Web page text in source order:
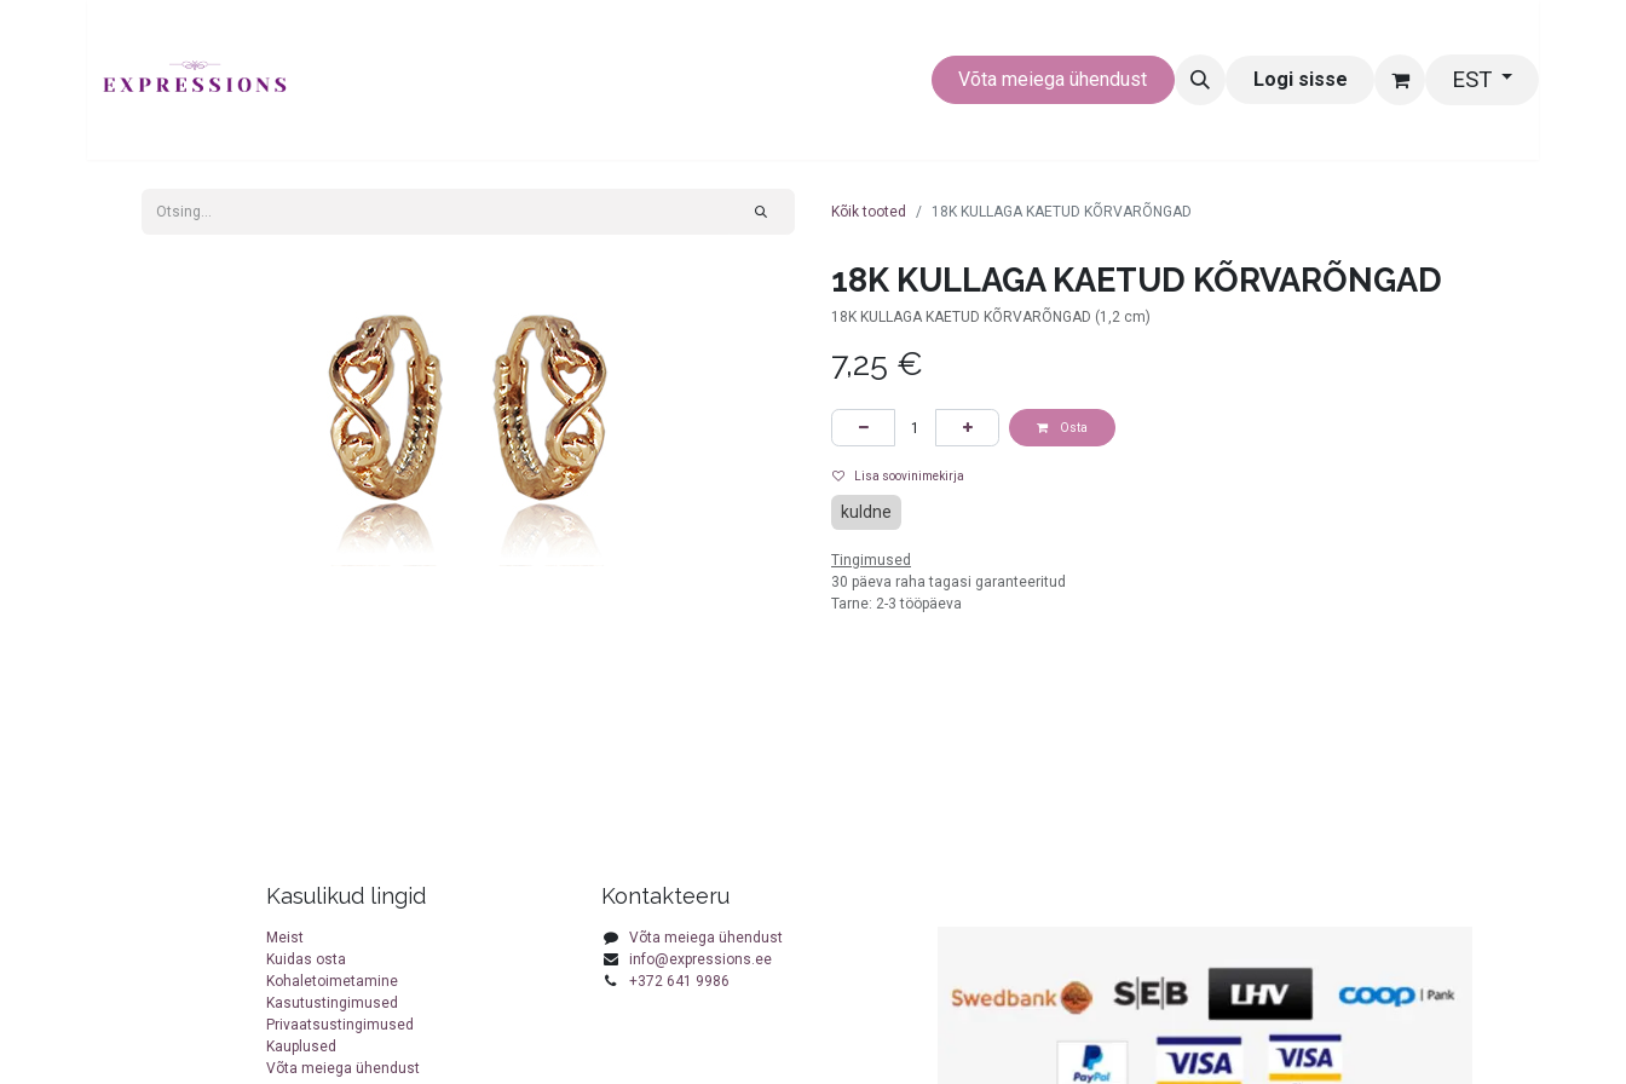
MUUD EHTED Võta meiega ühendust Logi sisse EST
Kõik tooted 18K KULLAGA KAETUD KÕRVARÕNGAD
18K KULLAGA KAETUD KÕRVARÕNGAD
18K KULLAGA KAETUD KÕRVARÕNGAD (1,2 cm)
7,25 €
Osta
Lisa soovinimekirja
kuldne
Tingimused
30 päeva raha tagasi garanteeritud
Tarne: 2-3 tööpäeva
Kontakteeru
Võta meiega ühendust
info@expressions.ee
+372 641 9986
Kasulikud lingid
Meist
Kuidas osta
Kohaletoimetamine
Kasutustingimused
Privaatsustingimused
Kauplused
Võta meiega ühendust